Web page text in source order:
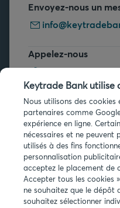
Envoyez-nous un
Appelez-nous
+32 2 679 90 00
Vous avez des
Questions
Infos légales
Keytrade Bank utilise
Nous utilisons des
partenaires comme
expérience en ligne.
nécessaires et ne peuvent
utilisés à des fins
personnalisation
acceptez le placement de
Accepter tous les cookies
ne souhaitez que le dépôt
souhaitez sélectionner